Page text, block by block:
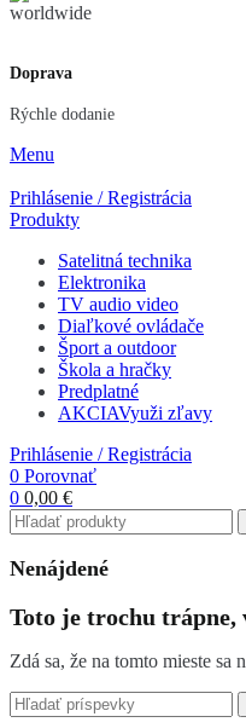
Doprava
Rýchle dodanie
Menu
Prihlásenie / Registrácia
Produkty
Satelitná technika
Elektronika
TV audio video
Diaľkové ovládače
Šport a outdoor
Škola a hračky
Predplatné
AKCIAVyuži zľavy
Prihlásenie / Registrácia
0 Porovnať
0 0,00 €
Nenájdené
Toto je trochu trápne,
Zdá sa, že na tomto mieste